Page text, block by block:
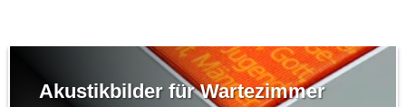
Akustikbilder für Wartezimmer